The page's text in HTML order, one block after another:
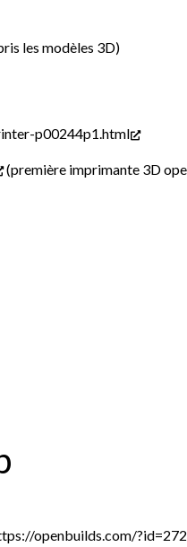
les modèles 3D)
p00244p1.html
(première imprimante 3D
openbuilds.com/?id=272